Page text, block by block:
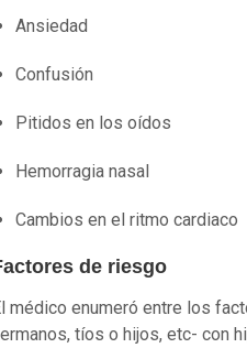
Ansiedad
Confusión
Pitidos en los oídos
Hemorragia nasal
Cambios en el ritmo cardiaco
de riesgo
médico enumeró entre los
tíos o hijos, etc- con